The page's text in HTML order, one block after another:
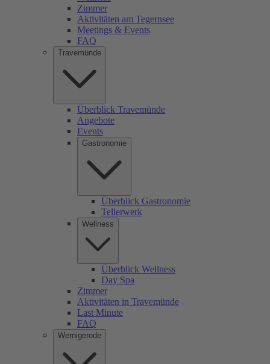
Zimmer
Aktivitäten am Tegernsee
Meetings & Events
FAQ
Travemünde
Überblick Travemünde
Angebote
Events
Gastronomie
Überblick Gastronomie
Tellerwerk
Wellness
Überblick Wellness
Day Spa
Zimmer
Aktivitäten in Travemünde
Last Minute
FAQ
Wernigerode